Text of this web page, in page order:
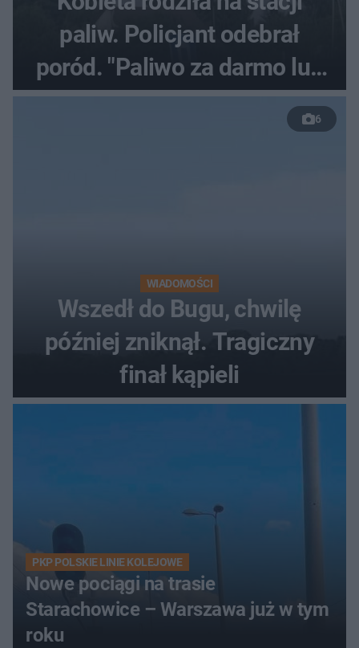
paliw. Policjant odebrał
poród. "Paliwo za darmo lub
50 %!"
6
WIADOMOŚCI
Wszedł do Bugu, chwilę
później zniknął. Tragiczny
finał kąpieli
PKP POLSKIE LINIE KOLEJOWE
Nowe pociągi na trasie
Starachowice – Warszawa już w tym
roku